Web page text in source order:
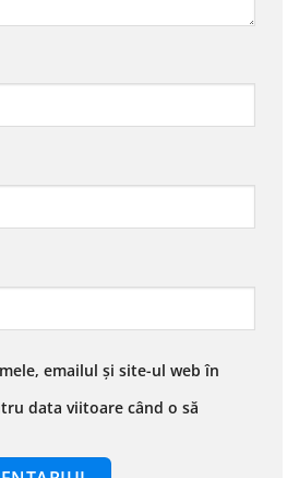
emailul și site-ul web în
data viitoare când o să